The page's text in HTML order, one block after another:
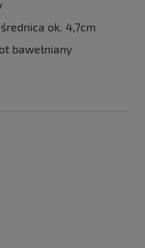
ok. 4,7cm
bawełniany